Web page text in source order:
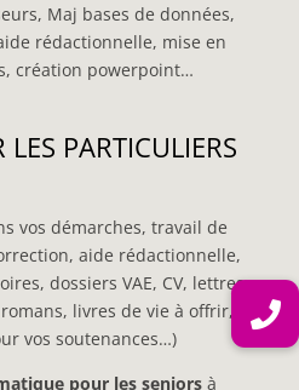
Maj bases de données,
rédactionnelle, mise en
création powerpoint…
LES PARTICULIERS
vos démarches, travail de
aide rédactionnelle,
dossiers VAE, CV, lettres
livres de vie à offrir,
vos soutenances…)
pour les seniorsà